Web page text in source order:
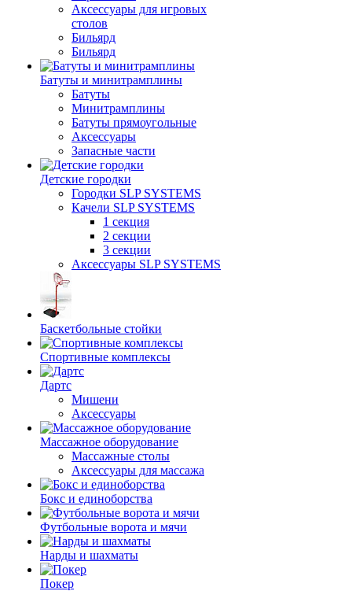
Аксессуары для игровых
столов
Бильяpд
Бильяpд
Батуты и минитрамплины
Батуты
Минитрамплины
Батуты прямоугольные
Аксессуары
Запасные части
Детские городки
Городки SLP SYSTEMS
Качели SLP SYSTEMS
1 секция
2 секции
3 секции
Аксессуары SLP SYSTEMS
Баскетбольные стойки
Спортивные комплексы
Дартс
Мишени
Аксессуары
Массажное оборудование
Массажные столы
Аксессуары для массажа
Бокс и единоборства
Футбольные ворота и мячи
Нарды и шахматы
Покер